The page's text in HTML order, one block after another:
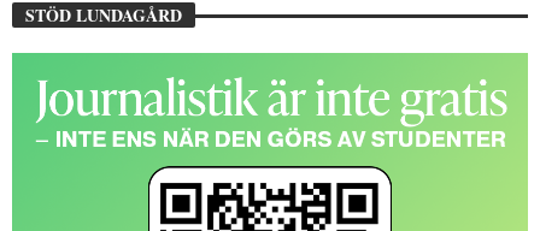
STÖD LUNDAGÅRD